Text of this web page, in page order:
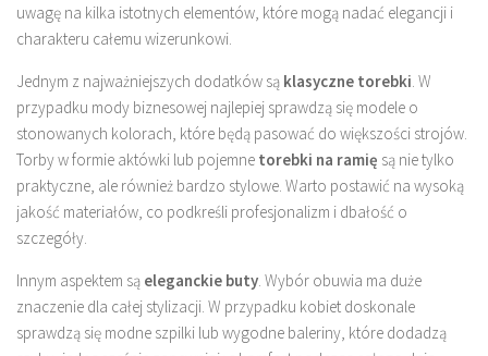
uwagę na kilka istotnych elementów, które mogą nadać elegancji i
charakteru całemu wizerunkowi.
Jednym z najważniejszych dodatków są klasyczne torebki . W
przypadku mody biznesowej najlepiej sprawdzą się modele o
stonowanych kolorach, które będą pasować do większości strojów.
Torby w formie aktówki lub pojemne torebki na ramię są nie tylko
praktyczne, ale również bardzo stylowe. Warto postawić na wysoką
jakość materiałów, co podkreśli profesjonalizm i dbałość o
szczegóły.
Innym aspektem są eleganckie buty . Wybór obuwia ma duże
znaczenie dla całej stylizacji. W przypadku kobiet doskonale
sprawdzą się modne szpilki lub wygodne baleriny, które dodadzą